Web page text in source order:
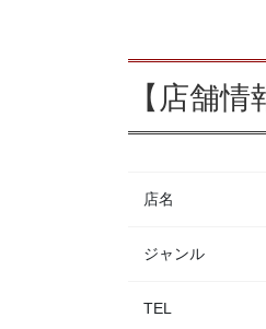
【店舗情
店名
ジャンル
TEL